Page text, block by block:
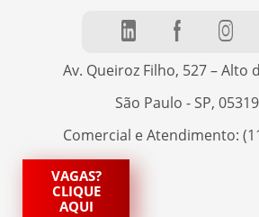
Av. Queiroz Filho, 527 – Alto
São Paulo - SP,
Comercial e Atendimento:
VAGAS?
CLIQUE
AQUI